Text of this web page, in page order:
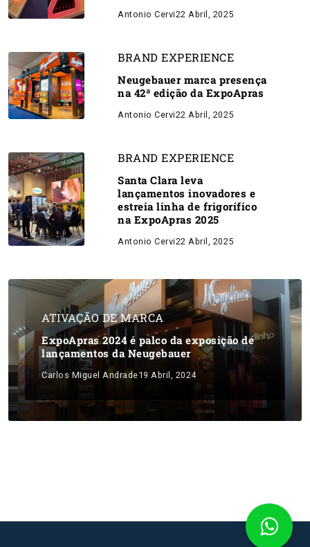
Antonio Cervi22 Abril, 2025
BRAND EXPERIENCE
Neugebauer marca presença
na 42ª edição da ExpoApras
Antonio Cervi22 Abril, 2025
BRAND EXPERIENCE
Santa Clara leva
lançamentos inovadores e
estreia linha de frigorífico
na ExpoApras 2025
Antonio Cervi22 Abril, 2025
ATIVAÇÃO DE MARCA
ExpoApras 2024 é palco da exposição de
lançamentos da Neugebauer
Carlos Miguel Andrade19 Abril, 2024